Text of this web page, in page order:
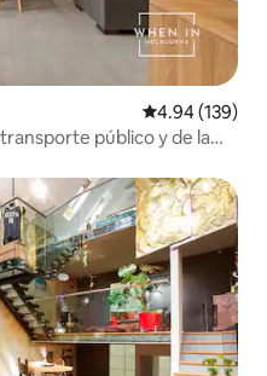
Calificación
4.94 (139)
público y de la